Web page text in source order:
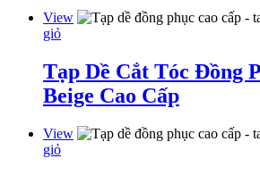
View
giỏ
Tạp Dề Cắt Tóc Đồng
Beige Cao Cấp
View
giỏ